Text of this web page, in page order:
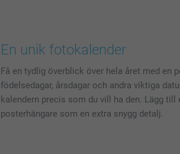
En unik fotokalender
Få en tydlig överblick över hela året med en
födelsedagar, årsdagar och andra viktiga
kalendern precis som du vill ha den. Lägg
posterhängare som en extra snygg detalj.